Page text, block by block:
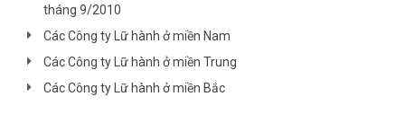
tháng 9/2010
Các Công ty Lữ hành ở miền Nam
Các Công ty Lữ hành ở miền Trung
Các Công ty Lữ hành ở miền Bắc